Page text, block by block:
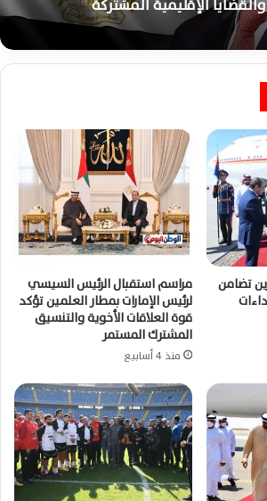
الإقليمية المشتركة
تضامن
مراسم استقبال الرئيس السيسي
لرئيس الإمارات بمطار العلمين تؤكد
قوة العلاقات الأخوية والتنسيق
المشترك المستمر
منذ 4 أسابيع